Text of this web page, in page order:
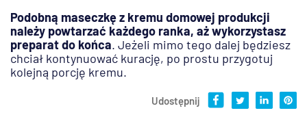
Podobną maseczkę z kremu domowej produkcji
należy powtarzać każdego ranka, aż wykorzystasz
preparat do końca. Jeżeli mimo tego dalej będziesz
chciał kontynuować kurację, po prostu przygotuj
kolejną porcję kremu.
Udostępnij